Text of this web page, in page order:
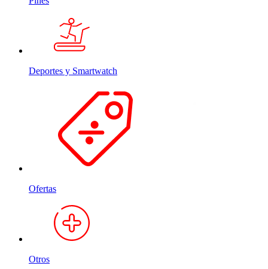
Deportes y Smartwatch
Ofertas
Otros